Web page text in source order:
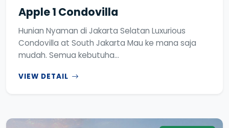
Apple 1 Condovilla
Hunian Nyaman di Jakarta Selatan Luxurious
Condovilla at South Jakarta Mau ke mana saja
mudah. Semua kebutuha...
VIEW DETAIL